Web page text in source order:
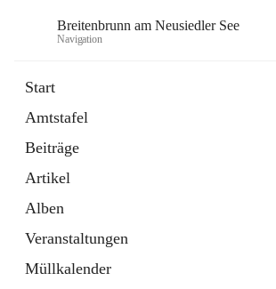
Breitenbrunn am Neusiedler See
Navigation
Start
Amtstafel
Beiträge
Artikel
Alben
Veranstaltungen
Müllkalender
18 Schnellzugriffe
Gemeindeservice